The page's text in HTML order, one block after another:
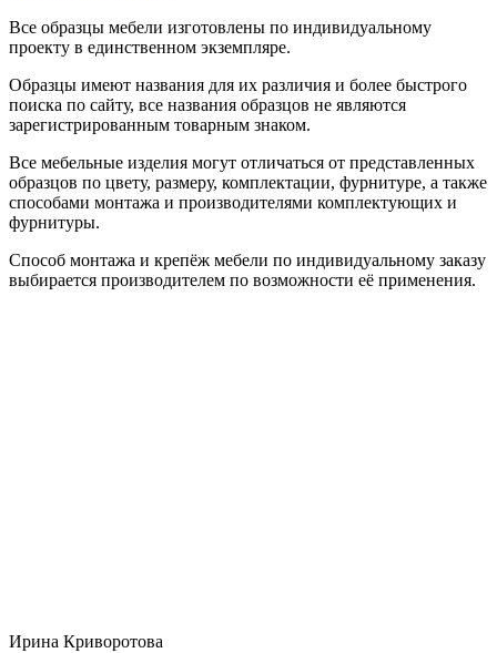
Все образцы мебели изготовлены по индивидуальному
проекту в единственном экземпляре.
Образцы имеют названия для их различия и более быстрого
поиска по сайту, все названия образцов не являются
зарегистрированным товарным знаком.
Все мебельные изделия могут отличаться от представленных
образцов по цвету, размеру, комплектации, фурнитуре, а также
способами монтажа и производителями комплектующих и
фурнитуры.
Способ монтажа и крепёж мебели по индивидуальному заказу
выбирается производителем по возможности её применения.
Ирина Криворотова